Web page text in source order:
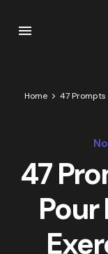
Home
47 Prompts
47
Pour